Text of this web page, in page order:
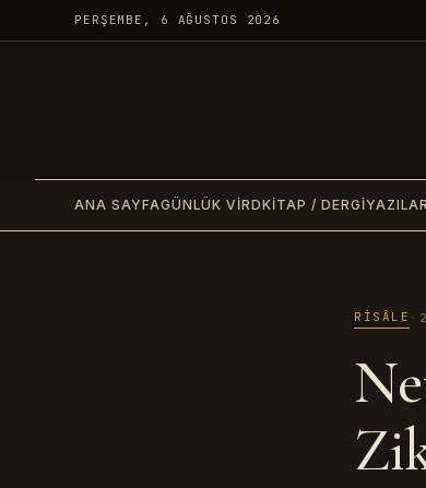
PERŞEMBE, 6 AĞUSTOS 2026
ANA SAYFAGÜNLÜK VIRDKITAP / DERGI
RISÂLE ·